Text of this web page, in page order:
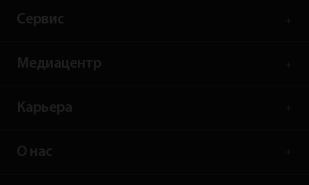
Сервис
Медиацентр
Карьера
О нас